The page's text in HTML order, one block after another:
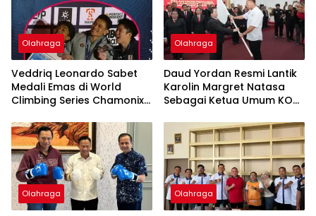
Olahraga
Veddriq Leonardo Sabet
Medali Emas di World
Climbing Series Chamonix
Olahraga
Daud Yordan Resmi Lantik
Karolin Margret Natasa
Sebagai Ketua Umum KONI
Olahraga Olahraga